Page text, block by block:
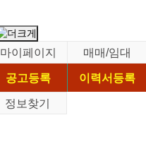
마이페이지
매매/임대
공고등록
이력서등록
정보찾기